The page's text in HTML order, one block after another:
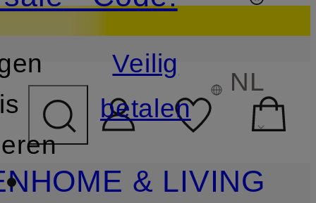
Veilig
betalen
NL
HOME & LIVING